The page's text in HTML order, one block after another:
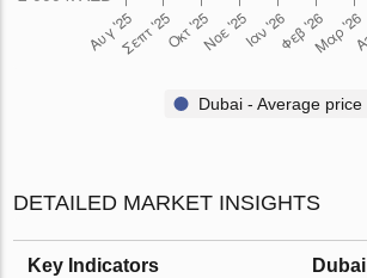
Dubai - Average price
DETAILED MARKET INSIGHTS
Key Indicators Dubai